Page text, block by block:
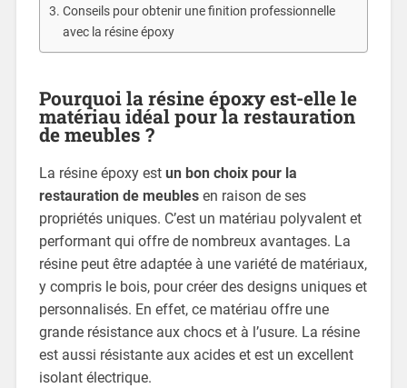
Conseils pour obtenir une finition professionnelle
avec la résine époxy
Pourquoi la résine époxy est-elle le
matériau idéal pour la restauration
de meubles ?
La résine époxy est un bon choix pour la
restauration de meubles en raison de ses
propriétés uniques. C’est un matériau polyvalent et
performant qui offre de nombreux avantages. La
résine peut être adaptée à une variété de matériaux,
y compris le bois, pour créer des designs uniques et
personnalisés. En effet, ce matériau offre une
grande résistance aux chocs et à l’usure. La résine
est aussi résistante aux acides et est un excellent
isolant électrique.